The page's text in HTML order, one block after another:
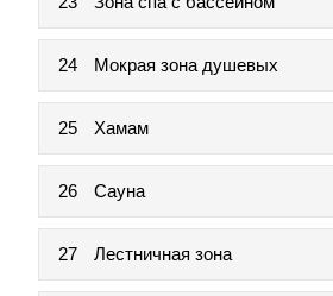
24 Мокрая зона душевых
25 Хамам
26 Сауна
27 Лестничная зона